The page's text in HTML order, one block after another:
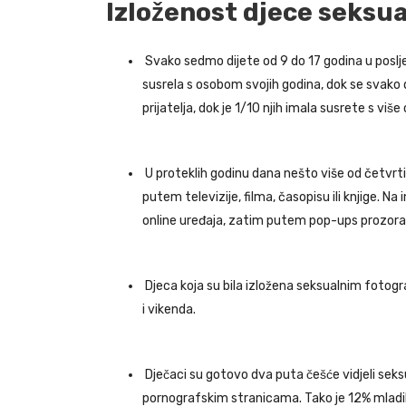
Izloženost djece
Svako sedmo dijete od 9 do 17 godina u
susrela s osobom svojih godina, dok se
prijatelja, dok je 1/10 njih imala susrete s više
U proteklih godinu dana nešto više od
putem televizije, filma, časopisu ili knjige.
online uređaja, zatim putem pop-ups
Djeca koja su bila izložena seksualnim
i vikenda.
Dječaci su gotovo dva puta češće vidjeli
pornografskim stranicama. Tako je 12%